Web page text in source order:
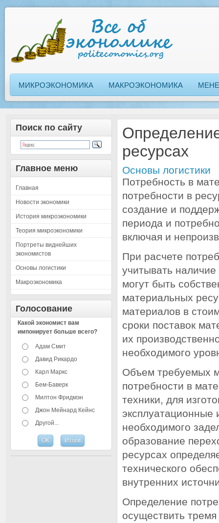
МИКРОЭКОНОМИКА МАКРОЭКОНОМИКА
Поиск по сайту
Главное меню
Главная
Новости экономики
История микроэкономики
Теория микроэкономики
Портреты виднейших
экономистов
Основы логистики
Макроэкономика
Голосование
Какой экономист вам
импонирует больше всего?
Адам Смит
Давид Рикардо
Карл Маркс
Бем-Баверк
Милтон Фридмэн
Джон Мейнард Кейнс
Другой...
ресурсах
Основы логистики
Потребность в
потребности в
создание и
периода и
включая и
При расчете
учитывать
могут быть
материальных
материалов в
сроки поставок
их
необходимого
Объем требуемых
потребности в
техники, для
эксплуатационные
необходимого
образование
ресурсах
технического
внутренних
Определение
осуществить